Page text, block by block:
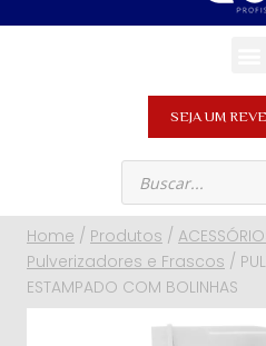
SEJA UM
Home / Produtos /
Pulverizadores e Frascos /
ESTAMPADO COM BOLINHAS